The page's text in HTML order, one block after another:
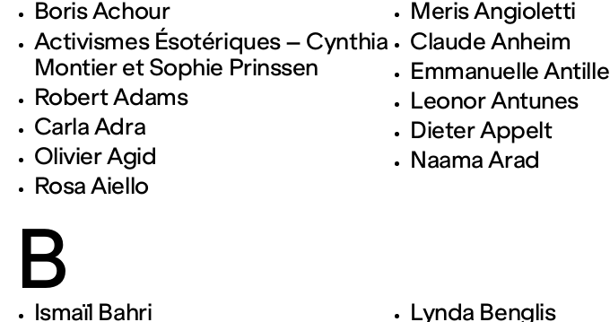
Boris Achour
Activismes Ésotériques – Cynthia
Montier et Sophie Prinssen
Robert Adams
Carla Adra
Olivier Agid
Rosa Aiello
Meris Angioletti
Claude Anheim
Emmanuelle Antille
Leonor Antunes
Dieter Appelt
Naama Arad
B
Ismaïl Bahri
Lynda Benglis